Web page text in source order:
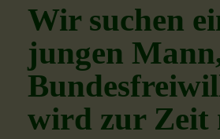
Wir suchen
jungen
wird zur Zeit